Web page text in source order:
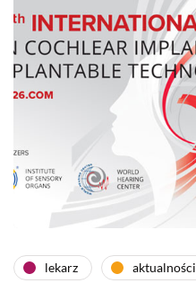
lekarz aktualności